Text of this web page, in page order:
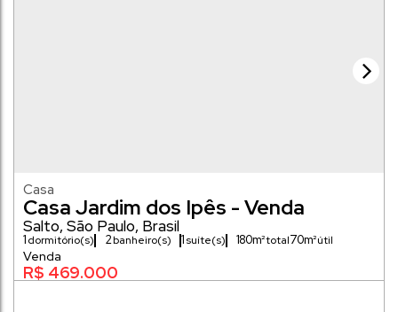
Casa Jardim dos Ipês - Venda
Casa
R$ 469.000
Salto, São Paulo, Brasil
1dormitório(s) 2banheiro(s) 1suíte(s) 180m² 70m²